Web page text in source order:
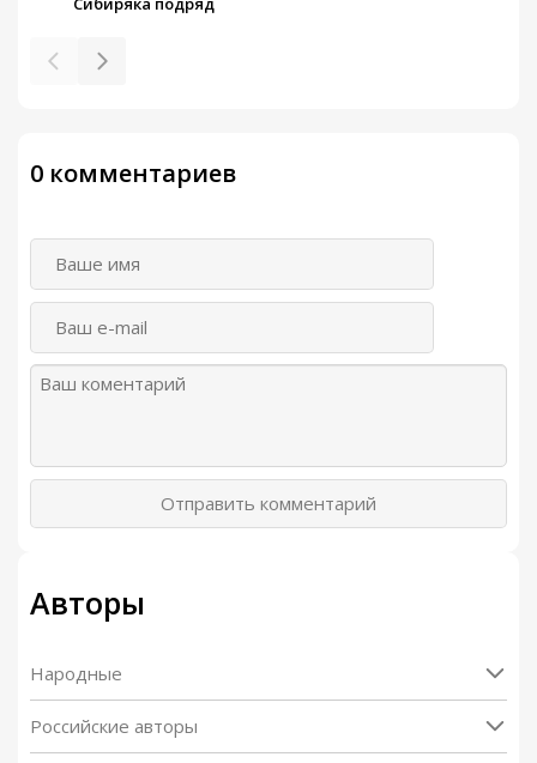
0 комментариев
Отправить комментарий
Авторы
Народные
Российские авторы